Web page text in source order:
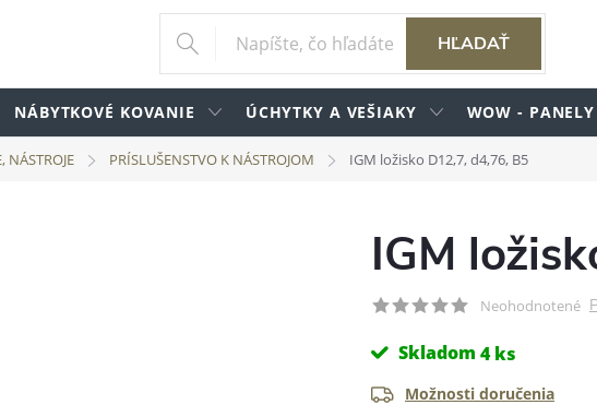
HĽADAŤ
NÁBYTKOVÉ KOVANIE ÚCHYTKY A VEŠIAKY WOW -
NÁSTROJE PRÍSLUŠENSTVO K NÁSTROJOM IGM ložisko D12,7, d4,76, B5
IGM
Neohodnotené
Skladom 4 ks
Možnosti doručenia